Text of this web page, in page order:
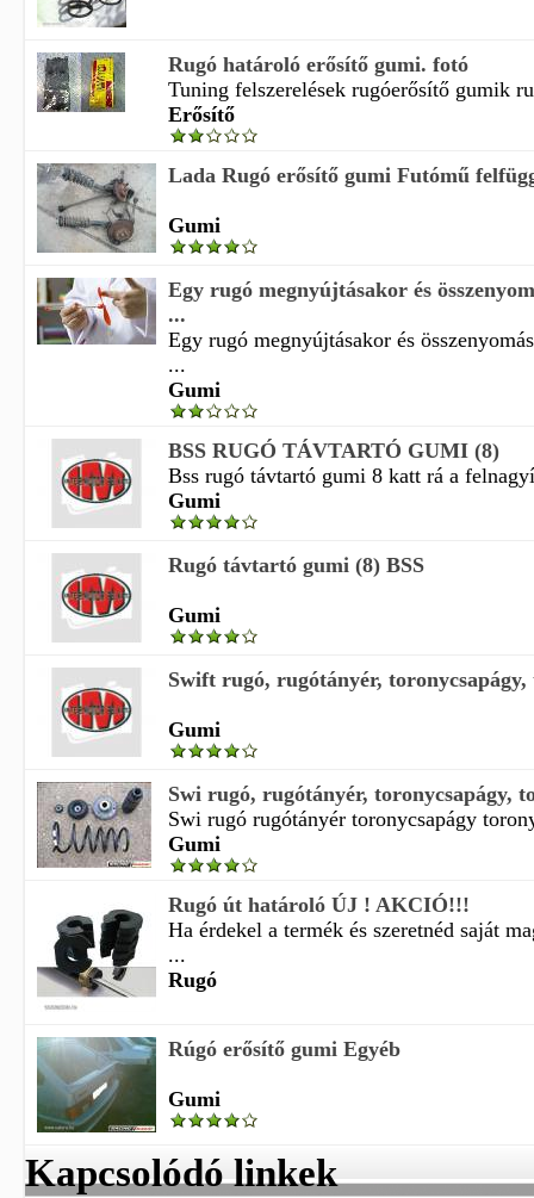
Rugó határoló erősítő gumi. fotó
Tuning felszerelések rugóerősítő gumik
Erősítő
Lada Rugó erősítő gumi Futómű
Gumi
Egy rugó megnyújtásakor és
...
Egy rugó megnyújtásakor és
...
Gumi
BSS RUGÓ TÁVTARTÓ GUMI (8)
Bss rugó távtartó gumi 8 katt rá a
Gumi
Rugó távtartó gumi (8) BSS
Gumi
Swift rugó, rugótányér,
Gumi
Swi rugó, rugótányér, toronycsapágy,
Swi rugó rugótányér toronycsapágy
Gumi
Rugó út határoló ÚJ ! AKCIÓ!!!
Ha érdekel a termék és szeretnéd saját
...
Rugó
Rúgó erősítő gumi Egyéb
Gumi
Kapcsolódó linkek